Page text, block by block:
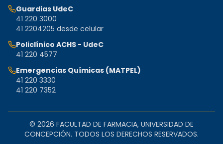
Guardias UdeC
41 220 3000
41 2204205 desde celular
Policlínico ACHS - UdeC
41 220 4577
Emergencias Químicas (MATPEL)
41 220 3330
41 220 7352
© 2026 FACULTAD DE FARMACIA, UNIVERSIDAD DE
CONCEPCIÓN. TODOS LOS DERECHOS RESERVADOS.